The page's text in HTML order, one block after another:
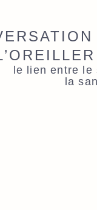
le lien entre le
la